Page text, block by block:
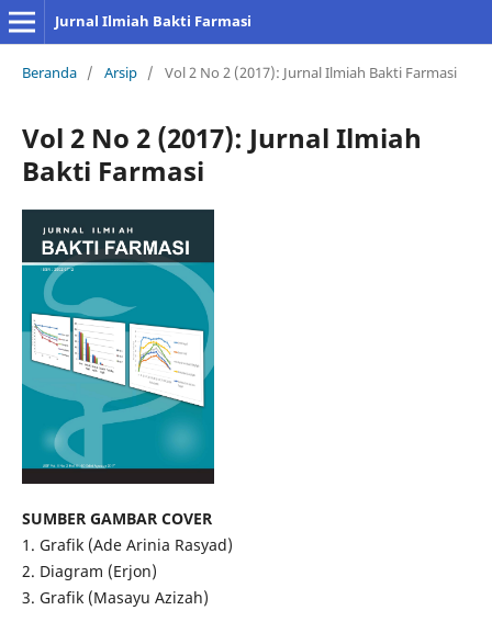
Jurnal Ilmiah Bakti Farmasi
Beranda / Arsip / Vol 2 No 2 (2017): Jurnal Ilmiah Bakti Farmasi
Vol 2 No 2 (2017): Jurnal Ilmiah
Bakti Farmasi
SUMBER GAMBAR COVER
1. Grafik (Ade Arinia Rasyad)
2. Diagram (Erjon)
3. Grafik (Masayu Azizah)